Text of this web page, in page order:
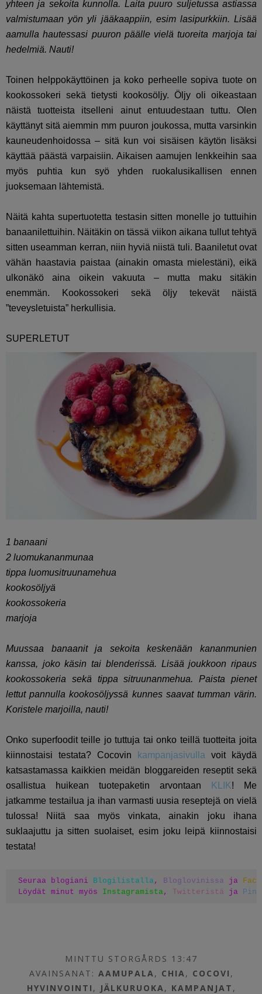
yhteen ja sekoita kunnolla. Laita puuro suljetussa astiassa
valmistumaan yön yli jääkaappiin, esim lasipurkkiin. Lisää
aamulla hautessasi puuron päälle vielä tuoreita marjoja tai
hedelmiä. Nauti!
Toinen helppokäyttöinen ja koko perheelle sopiva tuote on
kookossokeri sekä tietysti kookosöljy. Öljy oli oikeastaan
näistä tuotteista itselleni ainut entuudestaan tuttu. Olen
käyttänyt sitä aiemmin mm puuron joukossa, mutta varsinkin
kauneudenhoidossa – sitä kun voi sisäisen käytön lisäksi
käyttää päästä varpaisiin. Aikaisen aamujen lenkkeihin saa
myös puhtia kun syö yhden ruokalusikallisen ennen
juoksemaan lähtemistä.
Näitä kahta supertuotetta testasin sitten monelle jo tuttuihin
banaanilettuihin. Näitäkin on tässä viikon aikana tullut tehtyä
sitten useamman kerran, niin hyviä niistä tuli. Baaniletut ovat
vähän haastavia paistaa (ainakin omasta mielestäni), eikä
ulkonäkö aina oikein vakuuta – mutta maku sitäkin
enemmän. Kookossokeri sekä öljy tekevät näistä
”teveysletuista” herkullisia.
SUPERLETUT
1 banaani
2 luomukananmunaa
tippa luomusitruunamehua
kookosöljyä
kookossokeria
marjoja
Muussaa banaanit ja sekoita keskenään kananmunien
kanssa, joko käsin tai blenderissä. Lisää joukkoon ripaus
kookossokeria sekä tippa sitruunanmehua. Paista pienet
lettut pannulla kookosöljyssä kunnes saavat tumman värin.
Koristele marjoilla, nauti!
Onko superfoodit teille jo tuttuja tai onko teillä tuotteita joita
kiinnostaisi testata? Cocovin
kampanjasivulla voit käydä
katsastamassa kaikkien meidän bloggareiden reseptit sekä
osallistua huikean tuotepaketin arvontaan
KLIK! Me
jatkamme testailua ja ihan varmasti uusia reseptejä on vielä
tulossa! Niitä saa myös vinkata, ainakin joku ihana
suklaajuttu ja sitten suolaiset, esim joku leipä kiinnostaisi
testata!
Seuraa blogiani Blogilistalla, Bloglovinissa ja
Löydät minut myös Instagramista, Twitteristä ja
MINTTU STORGÅRDS 13:47
AVAINSANAT: AAMUPALA, CHIA, COCOVI ,
HYVINVOINTI , JÄLKURUOKA, KAMPANJAT ,